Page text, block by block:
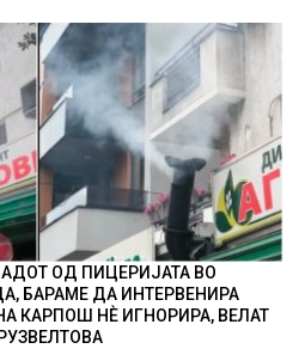
ОД ПИЦЕРИЈАТА ВО
БАРАМЕ ДА ИНТЕРВЕНИРА
КАРПОШ НÈ ИГНОРИРА, ВЕЛАТ